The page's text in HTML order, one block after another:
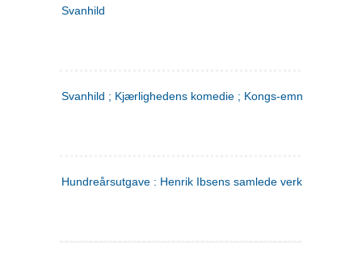
Svanhild
Svanhild ; Kjærlighedens komedie ; Kongs-emnerne
Hundreårsutgave : Henrik Ibsens samlede verker. 4